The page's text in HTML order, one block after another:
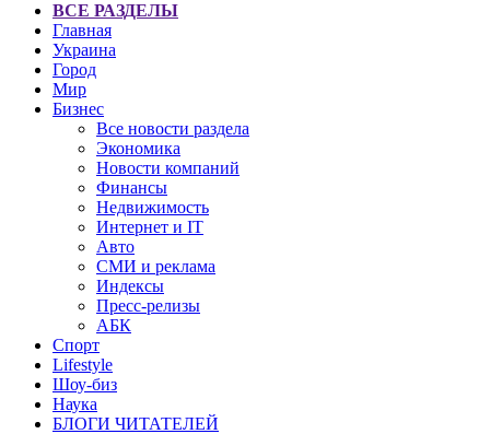
ВСЕ РАЗДЕЛЫ
Главная
Украина
Город
Мир
Бизнес
Все новости раздела
Экономика
Новости компаний
Финансы
Недвижимость
Интернет и IT
Авто
СМИ и реклама
Индексы
Пресс-релизы
АБК
Спорт
Lifestyle
Шоу-биз
Наука
БЛОГИ ЧИТАТЕЛЕЙ